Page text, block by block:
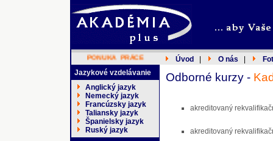
PONUKA PRÁCE Úvod O nás
Jazykové vzdelávanie
Anglický jazyk
Nemecký jazyk
Francúzsky jazyk
Taliansky jazyk
Španielsky jazyk
Ruský jazyk
Odborné kurzy -
akreditovaný
akreditovaný